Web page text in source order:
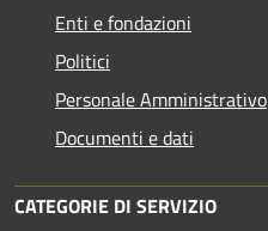
Enti e fondazioni
Politici
Personale Amministrativo
Documenti e dati
CATEGORIE DI SERVIZIO